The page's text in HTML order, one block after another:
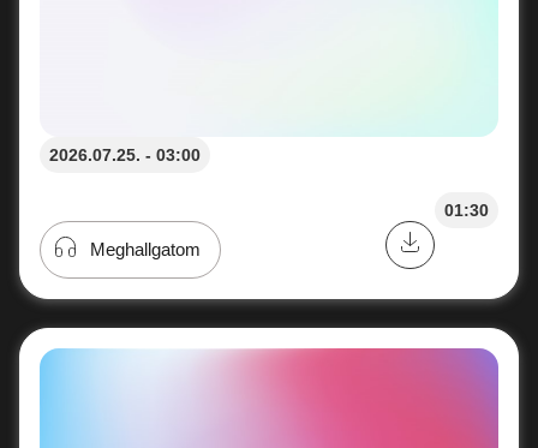
2026.07.25. - 03:00
01:30
Meghallgatom